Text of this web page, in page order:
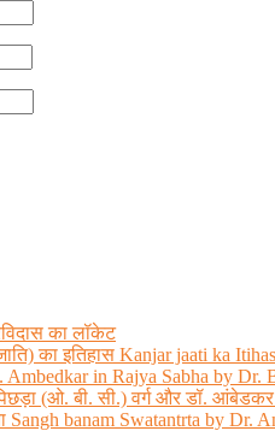
का लॉकेट
का इतिहास Kanjar jaati ka
Ambedkar in Rajya Sabha by Dr.
(ओ. बी. सी.) वर्ग और डॉ.
Sangh banam Swatantrta by Dr.